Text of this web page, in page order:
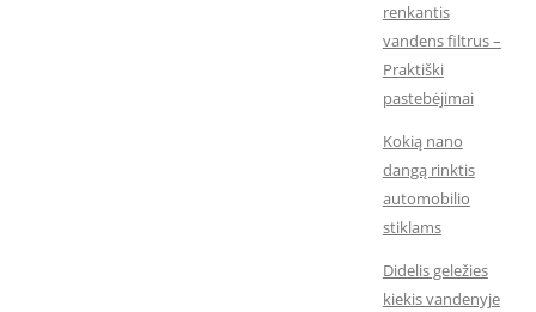
renkantis
vandens filtrus –
Praktiški
pastebėjimai
Kokią nano
dangą rinktis
automobilio
stiklams
Didelis geležies
kiekis vandenyje